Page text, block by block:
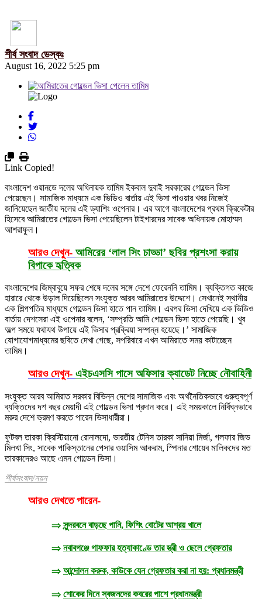
শীর্ষ সংবাদ ডেস্কঃ
August 16, 2022 5:25 pm
Link Copied!
বাংলাদেশ ওয়ানডে দলের অধিনায়ক তামিম ইকবাল দুবাই সরকারের গোল্ডেন ভিসা
পেয়েছেন। সামাজিক মাধ্যমে এক ভিডিও বার্তায় এই ভিসা পাওয়ার খবর নিজেই
জানিয়েছেন জাতীয় দলের এই ড্যাশিং ওপেনার। এর আগে বাংলাদেশের প্রথম ক্রিকেটার
হিসেবে আমিরাতের গোল্ডেন ভিসা পেয়েছিলেন টাইগারদের সাবেক অধিনায়ক মোহাম্মদ
আশরাফুল।
আরও দেখুন- আমিরের ‘লাল সিং চাড্ডা’ ছবির প্রশংসা করায়
বিপাকে হৃত্বিক
বাংলাদেশের জিম্বাবুয়ে সফর শেষে দলের সঙ্গে দেশে ফেরেননি তামিম। ব্যক্তিগত কাজে
হারারে থেকে উড়াল দিয়েছিলেন সংযুক্ত আরব আমিরাতের উদ্দেশে। সেখানেই স্থানীয়
এক শিল্পপতির মাধ্যমে গোল্ডেন ভিসা হাতে পান তামিম। এরপর ভিসা দেখিয়ে এক ভিডিও
বার্তায় দেশসেরা এই ওপেনার বলেন, ‘সম্প্রতি আমি গোল্ডেন ভিসা হাতে পেয়েছি। খুব
অল্প সময়ে যথাযথ উপায়ে এই ভিসার প্রক্রিয়া সম্পন্ন হয়েছে।’ সামাজিক
যোগাযোগমাধ্যমের ছবিতে দেখা গেছে, সপরিবারে এখন আমিরাতে সময় কাটাচ্ছেন
তামিম।
আরও দেখুন- এইচএসসি পাসে অফিসার ক্যাডেট নিচ্ছে নৌবাহিনী
সংযুক্ত আরব আমিরাত সরকার বিভিন্ন দেশের সামাজিক এবং অর্থনৈতিকভাবে গুরুত্বপূর্ণ
ব্যক্তিদের দশ বছর মেয়াদী এই গোল্ডেন ভিসা প্রদান করে। এই সময়কালে নির্বিঘ্নভাবে
মরুর দেশে ভ্রমণ করতে পারেন ভিসাধারীরা।
ফুটবল তারকা ক্রিস্টিয়ানো রোনালদো, ভারতীয় টেনিস তারকা সানিয়া মির্জা, গলফার জিভ
মিলখা সিং, সাবেক পাকিস্তানের পেসার ওয়াসিম আকরাম, স্পিনার শোয়েব মালিকদের মত
তারকাদেরও আছে এমন গোল্ডেন ভিসা।
শীর্ষসংবাদ/নয়ন
আরও দেখতে পারেন-
⇒ সুন্দরবনে বাড়ছে পানি, ফিশিং বোটের আশ্রয় খালে
⇒ নবাবগঞ্জে গাফফার হত্যাকাণ্ডে তার স্ত্রী ও ছেলে গ্রেফতার
⇒ আন্দোলন করুক, কাউকে যেন গ্রেফতার করা না হয়: প্রধানমন্ত্রী
⇒ শোকের দিনে স্বজনদের কবরের পাশে প্রধানমন্ত্রী